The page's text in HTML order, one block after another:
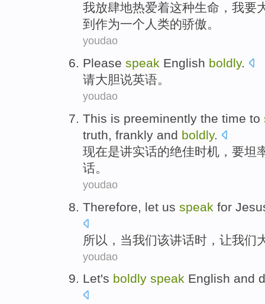
我放肆地热爱着这种生命 ，我要
到作为一个 人类的骄傲。
youdao
Please speak English boldly.
请大胆说英语。
youdao
This is preeminently the time to
truth, frankly and boldly.
现在是讲实话的绝佳时机 ， 要坦
话。
youdao
Therefore let us speak for
所以 ， 当我们该讲话时， 让我们
youdao
Let's boldly speak English and